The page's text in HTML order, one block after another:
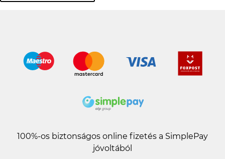
100%-os biztonságos online fizetés a SimplePay
jóvoltából